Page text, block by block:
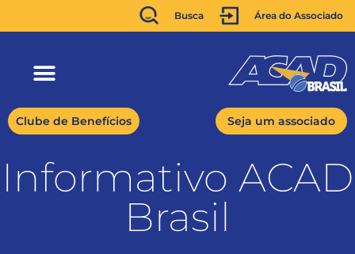
Busca Área do Associado
Clube de Benefícios Seja um associado
Informativo ACAD
Brasil